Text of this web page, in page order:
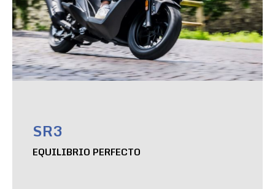
SR3
EQUILIBRIO PERFECTO